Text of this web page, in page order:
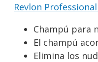
Revlon
Champú para
El champú
Elimina los